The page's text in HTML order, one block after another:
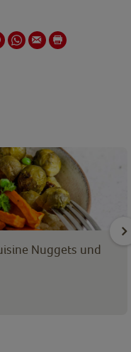
Nuggets und